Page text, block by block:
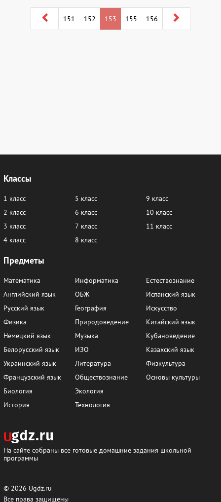
151 152 153 155 156
Классы
1 класс
2 класс
3 класс
4 класс
5 класс
6 класс
7 класс
8 класс
9 класс
10 класс
11 класс
Предметы
Математика
Английский язык
Русский язык
Физика
Немецкий язык
Белорусский язык
Украинский язык
Французский язык
Биология
История
Информатика
ОБЖ
География
Природоведение
Музыка
ИЗО
Литература
Обществознание
Экология
Технология
Естествознание
Испанский язык
Искусство
Китайский язык
Кубановедение
Казахский язык
Физкультура
Основы культуры
На сайте собраны все готовые домашние задания школьной
программы
© 2026 Ugdz.ru
Все права защищены